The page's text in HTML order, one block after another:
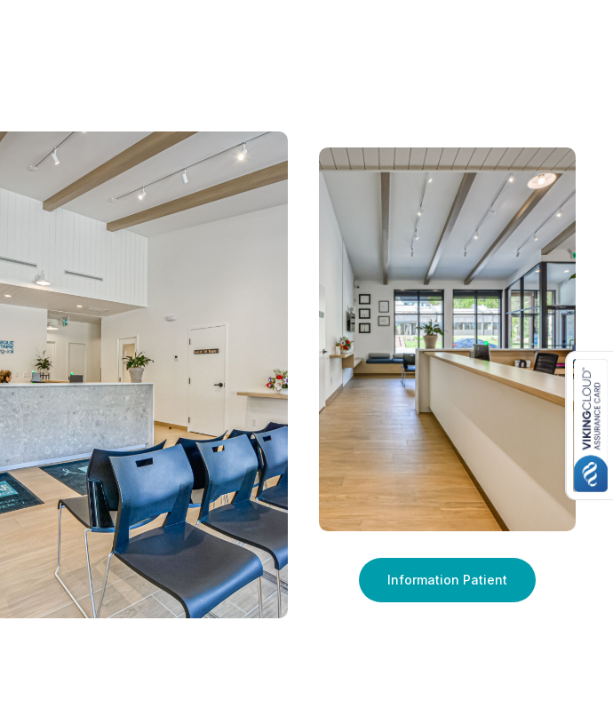
Information Patient